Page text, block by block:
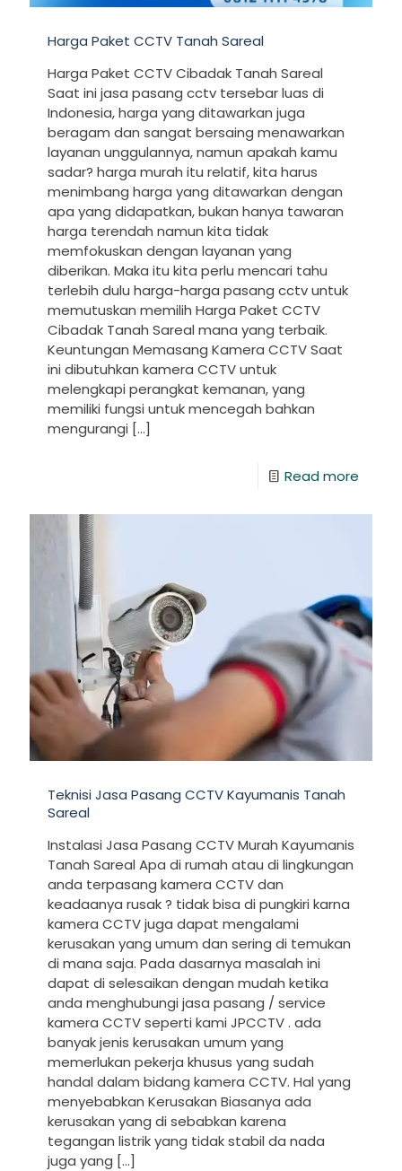
Harga Paket CCTV Tanah Sareal
Harga Paket CCTV Cibadak Tanah Sareal
Saat ini jasa pasang cctv tersebar luas di
Indonesia, harga yang ditawarkan juga
beragam dan sangat bersaing menawarkan
layanan unggulannya, namun apakah kamu
sadar? harga murah itu relatif, kita harus
menimbang harga yang ditawarkan dengan
apa yang didapatkan, bukan hanya tawaran
harga terendah namun kita tidak
memfokuskan dengan layanan yang
diberikan. Maka itu kita perlu mencari tahu
terlebih dulu harga-harga pasang cctv untuk
memutuskan memilih Harga Paket CCTV
Cibadak Tanah Sareal mana yang terbaik.
Keuntungan Memasang Kamera CCTV Saat
ini dibutuhkan kamera CCTV untuk
melengkapi perangkat kemanan, yang
memiliki fungsi untuk mencegah bahkan
mengurangi […]
Read more
Teknisi Jasa Pasang CCTV Kayumanis Tanah
Sareal
Instalasi Jasa Pasang CCTV Murah Kayumanis
Tanah Sareal Apa di rumah atau di lingkungan
anda terpasang kamera CCTV dan
keadaanya rusak ? tidak bisa di pungkiri karna
kamera CCTV juga dapat mengalami
kerusakan yang umum dan sering di temukan
di mana saja. Pada dasarnya masalah ini
dapat di selesaikan dengan mudah ketika
anda menghubungi jasa pasang / service
kamera CCTV seperti kami JPCCTV . ada
banyak jenis kerusakan umum yang
memerlukan pekerja khusus yang sudah
handal dalam bidang kamera CCTV. Hal yang
menyebabkan Kerusakan Biasanya ada
kerusakan yang di sebabkan karena
tegangan listrik yang tidak stabil da nada
juga yang […]